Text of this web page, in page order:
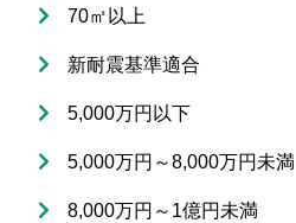
70㎡以上
新耐震基準適合
5,000万円以下
5,000万円～8,000万円未満
8,000万円～1億円未満